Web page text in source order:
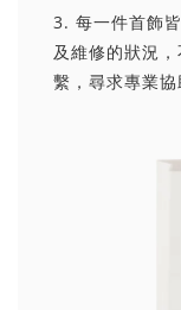
3. 每一件首飾
及維修的狀況
繫，尋求專業協